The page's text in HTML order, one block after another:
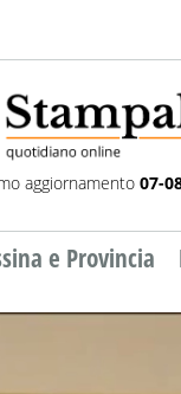
aggiornamento 07-
e Provincia